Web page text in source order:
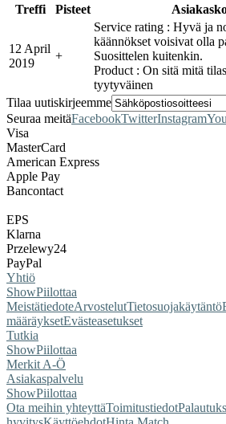
Treffi
Pisteet
12 April
2019
+
Service rating : Hyvä ja
käännökset voisivat olla
Suosittelen kuitenkin.
Product : On sitä mitä
tyytyväinen
Tilaa uutiskirjeemme
Seuraa meitäFacebookTwitterInstagram
Visa
MasterCard
American Express
Apple Pay
Bancontact
EPS
Klarna
Przelewy24
PayPal
Yhtiö
ShowPiilottaa
MeistätiedoteArvostelutTietosuojakäytäntö
määräyksetEvästeasetukset
Tutkia
ShowPiilottaa
Merkit A-Ö
Asiakaspalvelu
ShowPiilottaa
Ota meihin yhteyttäToimitustiedot